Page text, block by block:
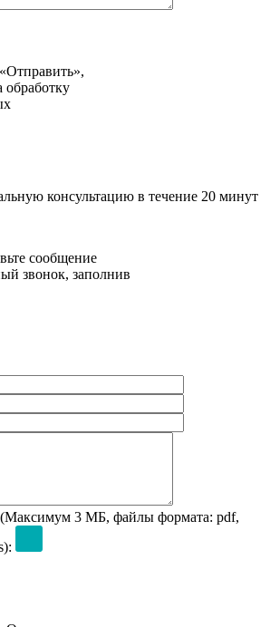
обработку
консультацию в течение 20 минут
сообщение
звонок, заполнив
3 МБ, файлы формата: pdf,